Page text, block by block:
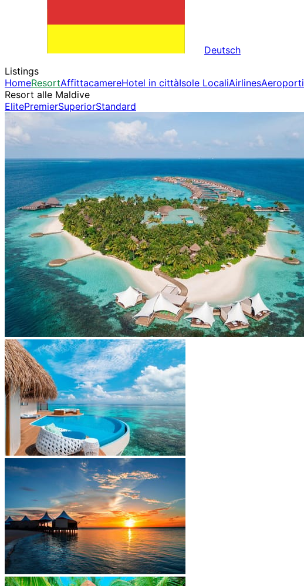
Deutsch
Listings
HomeResortAffittacamereHotel in cittàIsole LocaliAirlinesAeroporti
Resort alle Maldive
ElitePremierSuperiorStandard